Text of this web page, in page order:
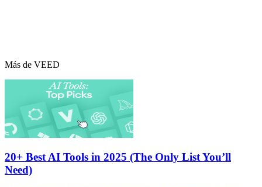
Más de VEED
20+ Best AI Tools in 2025 (The Only List You’ll
Need)